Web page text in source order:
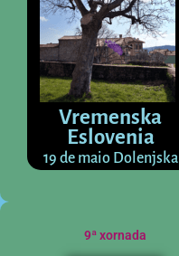
Vremenska
Eslovenia
19 de maio Dolenjska
9ª xornada